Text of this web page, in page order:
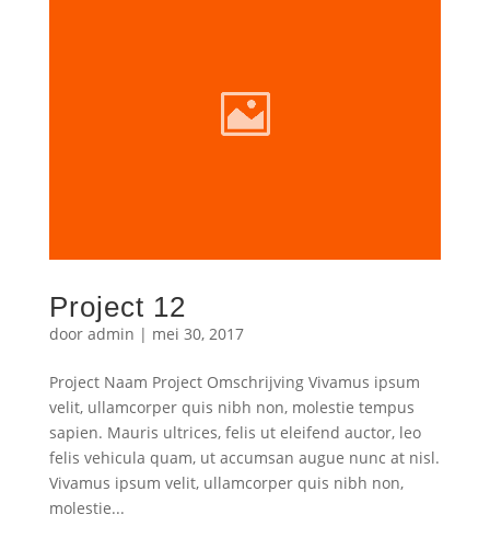
Project 12
door admin | mei 30, 2017
Project Naam Project Omschrijving Vivamus ipsum
velit, ullamcorper quis nibh non, molestie tempus
sapien. Mauris ultrices, felis ut eleifend auctor, leo
felis vehicula quam, ut accumsan augue nunc at nisl.
Vivamus ipsum velit, ullamcorper quis nibh non,
molestie...